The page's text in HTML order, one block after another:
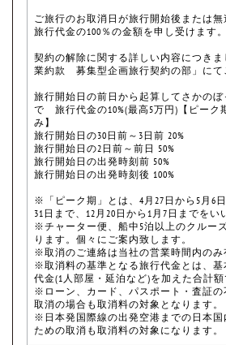
ご旅行のお取消日が旅行開始後または無
旅行代金の100％の金額を申し受けます。
契約の解除に関する詳しい内容につき
業約款 募集型企画旅行契約の部」にて
旅行開始日の前日から起算してさかのぼ
で 旅行代金の10%(最高5万円)【ピーク
み】
旅行開始日の30日前～3日前 20%
旅行開始日の2日前～前日 50%
旅行開始日の出発時刻前 50%
旅行開始日の出発時刻後 100%
※「ピーク期」とは、4月27日から5月6
31日まで、12月20日から1月7日までをい
※チャーター便、船中5泊以上のクルー
ります。個々にご案内致します。
※取消のご連絡は当社の営業時間内のみ
※取消料の基準となる旅行代金とは、基
代金(1人部屋・延泊など)を加えた合計額
※ローン、カード、パスポート・査証の
取消の場合も取消料の対象となります。
※日本発国際線の出発空港までの日本国
ための取消も取消料の対象になります。